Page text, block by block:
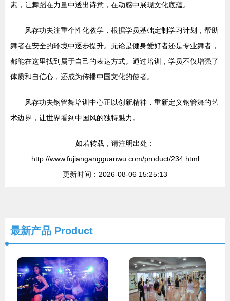
素，让舞蹈在力量中透出诗意，在动感中展现文化底蕴。
风存功夫注重个性化教学，根据学员基础定制学习计划，帮助
舞者在安全的环境中逐步提升。无论是健身爱好者还是专业舞者，
都能在这里找到属于自己的表达方式。通过培训，学员不仅增强了
体质和自信心，还成为传播中国文化的使者。
风存功夫钢管舞培训中心正以创新精神，重新定义钢管舞的艺
术边界，让世界看到中国风的独特魅力。
如若转载，请注明出处：
http://www.fujiangangguanwu.com/product/234.html
更新时间：2026-08-06 15:25:13
最新产品 Product